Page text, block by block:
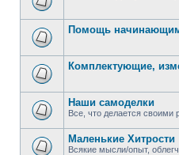
Помощь
Комплектующие,
Наши самоделки
Все, что делается своими
Маленькие Хитрости
Всякие мысли/опыт,